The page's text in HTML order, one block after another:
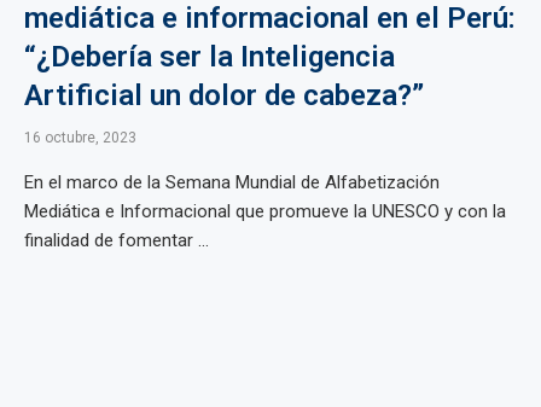
mediática e informacional en el Perú:
“¿Debería ser la Inteligencia
Artificial un dolor de cabeza?”
16 octubre, 2023
En el marco de la Semana Mundial de Alfabetización
Mediática e Informacional que promueve la UNESCO y con la
finalidad de fomentar ...